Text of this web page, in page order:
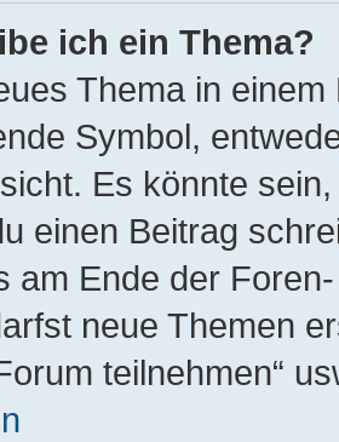
ich ein Thema?
Thema in
Symbol,
Es könnte
einen Beitrag
am Ende der
neue Themen
teilnehmen“